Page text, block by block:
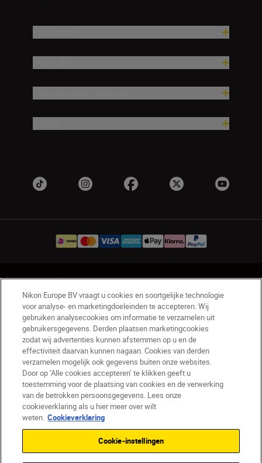
NL Nikon Sites
Contact opnemen
Privacyverklaring
Gebruiksvoorwaarden
Nikon Store - Algemene voorwaarden
Cookieverklaring
Toegankelijkheid
Cookie-instellingen
© 2026 Nikon
Nikon Europe BV vraagt u cookies en soortgelijke technologie
voor analyse- en marketingdoeleinden te accepteren. Wij
gebruiken analysecookies om informatie te verzamelen uit
gebruikersgegevens. Derden plaatsen marketingcookies
zodat wij advertenties kunnen afstemmen op u en de
effectiviteit daarvan kunnen nagaan. Cookies van derden
verzamelen mogelijk ook gegevens buiten onze websites.
Door op ‘Alle cookies accepteren’ te klikken geeft u
toestemming voor de plaatsing van cookies en de verwerking
van de betrokken persoonsgegevens. Lees onze
cookieverklaring als u hier meer over wilt
weten. Cookieverklaring
Cookie-instellingen